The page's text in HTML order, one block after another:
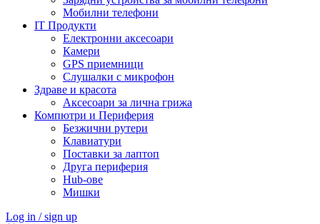
Мобилни телефони
IT Продукти
Електронни аксесоари
Камери
GPS приемници
Слушалки с микрофон
Здраве и красота
Аксесоари за лична грижа
Компютри и Периферия
Безжични рутери
Клавиатури
Поставки за лаптоп
Друга периферия
Hub-ове
Мишки
Log in / sign up